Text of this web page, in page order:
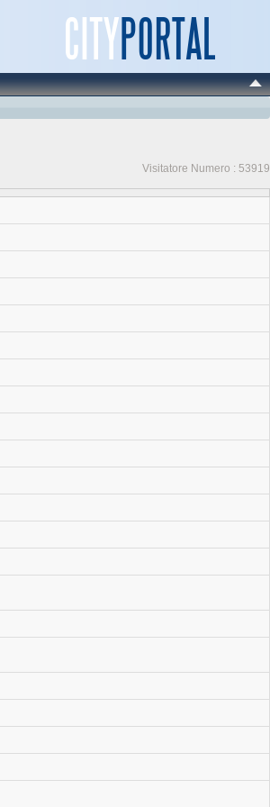
Visitatore Numero : 53919